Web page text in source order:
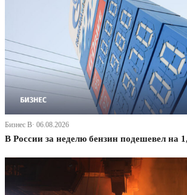
Бизнес В· 06.08.2026
В России за неделю бензин подешевел на